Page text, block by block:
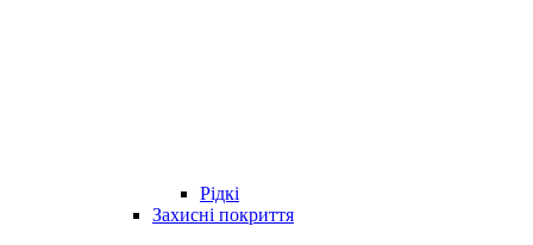
Рідкі
Захисні покриття